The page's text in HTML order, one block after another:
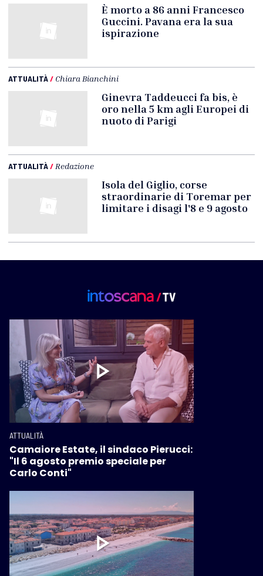
È morto a 86 anni Francesco
Guccini. Pavana era la sua
ispirazione
ATTUALITÀ/ Chiara Bianchini
Ginevra Taddeucci fa bis, è
oro nella 5 km agli Europei di
nuoto di Parigi
ATTUALITÀ/ Redazione
Isola del Giglio, corse
straordinarie di Toremar per
limitare i disagi l'8 e 9 agosto
ATTUALITÀ
Camaiore Estate, il sindaco Pierucci:
"Il 6 agosto premio speciale per
Carlo Conti"